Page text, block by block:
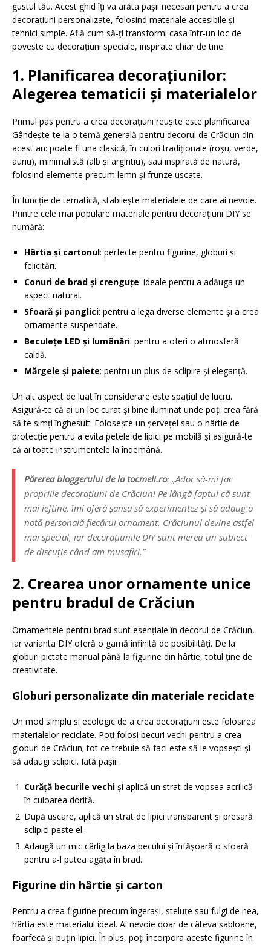
gustul tău. Acest ghid îți va arăta pașii necesari pentru a crea
decorațiuni personalizate, folosind materiale accesibile și
tehnici simple. Află cum să-ți transformi casa într-un loc de
poveste cu decorațiuni speciale, inspirate chiar de tine.
1. Planificarea decorațiunilor:
Alegerea tematicii și materialelor
Primul pas pentru a crea decorațiuni reușite este planificarea.
Gândește-te la o temă generală pentru decorul de Crăciun din
acest an: poate fi una clasică, în culori tradiționale (roșu, verde,
auriu), minimalistă (alb și argintiu), sau inspirată de natură,
folosind elemente precum lemn și frunze uscate.
În funcție de tematică, stabilește materialele de care ai nevoie.
Printre cele mai populare materiale pentru decorațiuni DIY se
numără:
Hârtia și cartonul: perfecte pentru figurine, globuri și
felicitări.
Conuri de brad și crenguțe: ideale pentru a adăuga un
aspect natural.
Sfoară și panglici: pentru a lega diverse elemente și a crea
ornamente suspendate.
Beculețe LED și lumânări: pentru a oferi o atmosferă
caldă.
Mărgele și paiete: pentru un plus de sclipire și eleganță.
Un alt aspect de luat în considerare este spațiul de lucru.
Asigură-te că ai un loc curat și bine iluminat unde poți crea fără
să te simți înghesuit. Folosește un șervețel sau o hârtie de
protecție pentru a evita petele de lipici pe mobilă și asigură-te
că ai toate instrumentele la îndemână.
Părerea bloggerului de la tocmeli.ro: „Ador să-mi fac
propriile decorațiuni de Crăciun! Pe lângă faptul că sunt
mai ieftine, îmi oferă șansa să experimentez și să adaug o
notă personală fiecărui ornament. Crăciunul devine astfel
mai special, iar decorațiunile DIY sunt mereu un subiect
de discuție când am musafiri.”
2. Crearea unor ornamente unice
pentru bradul de Crăciun
Ornamentele pentru brad sunt esențiale în decorul de Crăciun,
iar varianta DIY oferă o gamă infinită de posibilități. De la
globuri pictate manual până la figurine din hârtie, totul ține de
creativitate.
Globuri personalizate din materiale reciclate
Un mod simplu și ecologic de a crea decorațiuni este folosirea
materialelor reciclate. Poți folosi becuri vechi pentru a crea
globuri de Crăciun; tot ce trebuie să faci este să le vopsești și
să adaugi sclipici. Iată pașii:
Curăță becurile vechi și aplică un strat de vopsea acrilică
în culoarea dorită.
După uscare, aplică un strat de lipici transparent și presară
sclipici peste el.
Adaugă un mic cârlig la baza becului și înfășoară o sfoară
pentru a-l putea agăța în brad.
Figurine din hârtie și carton
Pentru a crea figurine precum îngerași, steluțe sau fulgi de nea,
hârtia este materialul ideal. Ai nevoie doar de câteva șabloane,
foarfecă și puțin lipici. În plus, poți încorpora aceste figurine în